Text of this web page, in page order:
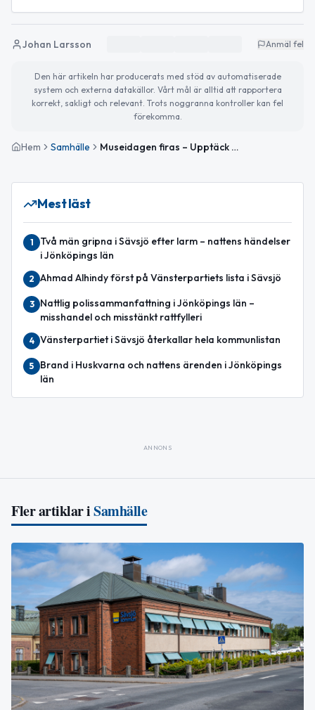
Johan Larsson Anmäl fel
Den här artikeln har producerats med stöd av automatiserade
system och externa datakällor. Vårt mål är alltid att rapportera
korrekt, sakligt och relevant. Trots noggranna kontroller kan fel
förekomma.
Hem Samhälle Museidagen firas – Upptäck kultur och natur i dag
Mest läst
1
Två män gripna i Sävsjö efter larm – nattens händelser
i Jönköpings län
2 Ahmad Alhindy först på Vänsterpartiets lista i Sävsjö
3
Nattlig polissammanfattning i Jönköpings län –
misshandel och misstänkt rattfylleri
4 Vänsterpartiet i Sävsjö återkallar hela kommunlistan
5
Brand i Huskvarna och nattens ärenden i Jönköpings
län
ANNONS
Fler artiklar iSamhälle